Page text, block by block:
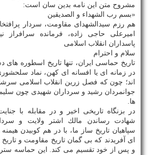
مشروح متن این نامه بدین سان است:
«بسم رب الشهداء و الصدیقین
هم رزم سیدالشهدای مقاومت، سردار
امیرعلی حاجی زاده، فرمانده سرافراز
پاسداران انقلاب اسلامی
سلام و احترام
تاریخ حماسی ایران، تنها تاریخ اسطوره
در زمانه ای یا افسانه ای كهن، نماد
اند؛ چون كه فصل زرین انقلاب اسلامی
جوانمردان رشید و سرداران شهیدی چون
ها.
در بزنگاه تاریخی اخیر و در مقابله با
شهادت رساندن مالك اشتر ولایت و
سپاهیان تاریخ ساز ما، با در هم كوبیدن
ای آفریدند كه بی گمان تاریخ مقاومت و تاریخ
و پس از خود تقسیم می كند. این حماسه